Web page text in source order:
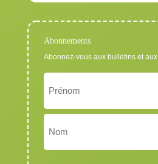
Abonnements
Abonnez-vous aux bulletins et
Nom
Exigé
Prénom